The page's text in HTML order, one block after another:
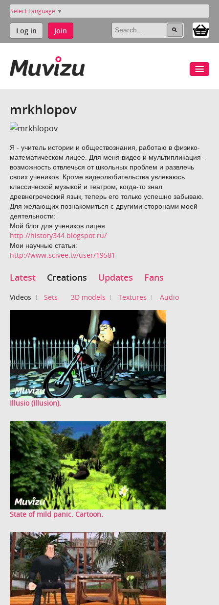
Select Language ▼
Log in Join
mrkhlopov
Я - учитель истории и обществознания, работаю в физико-
математическом лицее. Для меня видео и мультипликация -
возможность отвлечься от школьных проблем и развлечь
своих учеников. Кроме видеолюбительства увлекаюсь
классической музыкой и театром; когда-то знал
древнегреческий язык, теперь его только успешно забываю.
Для желающих познакомиться с другими сторонами моей
деятельности:
Мой блог для учеников лицея
http://history344.blogspot.ru/
Мои научные статьи:
http://www.scivee.tv/user/19581
Latest Creations Updates Fans
Videos Sets 3D models Textures Audio
Illusio (Illusion).
State of mild panic. Cartoon.